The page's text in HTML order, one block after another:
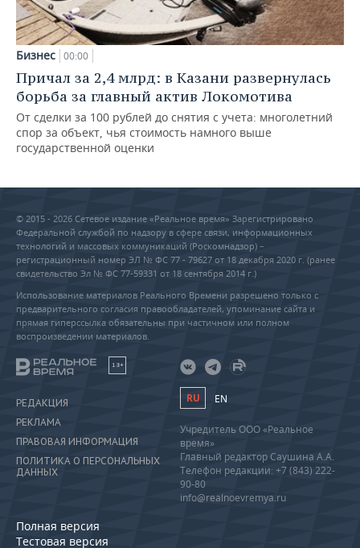
Бизнес 00:00
Причал за 2,4 млрд: в Казани развернулась
борьба за главный актив Локомотива
От сделки за 100 рублей до снятия с учета: многолетний
спор за объект, чья стоимость намного выше
государственной оценки
© 2015 - 2026 Сетевое издание «Реальное время» Зарегистрировано
Федеральной службой по надзору в сфере связи, информационных
технологий и массовых коммуникаций (Роскомнадзор) –
регистрационный номер ЭЛ № ФС 77 - 79627 от 18 декабря 2020 г. (ранее
свидетельство Эл № ФС 77-59331 от 18 сентября 2014 г.)
Использование материалов Реального Времени разрешено только с
предварительного согласия правообладателей, упоминание сайта и
прямая гиперссылка обязательны при частичном или полном
воспроизведении материалов.
18+
РЕДАКЦИЯ
РЕКЛАМА
ПРАВОВАЯ ИНФОРМАЦИЯ
ПОЛИТИКА О ПЕРСОНАЛЬНЫХ
ДАННЫХ
Полная версия
Тестовая версия
RU EN
Учредитель ООО «Реальное
время»
Главный редактор Саушина А.А.
Телефон редакции: +7 (843) 222-
90-80
info@realnoevremya.ru